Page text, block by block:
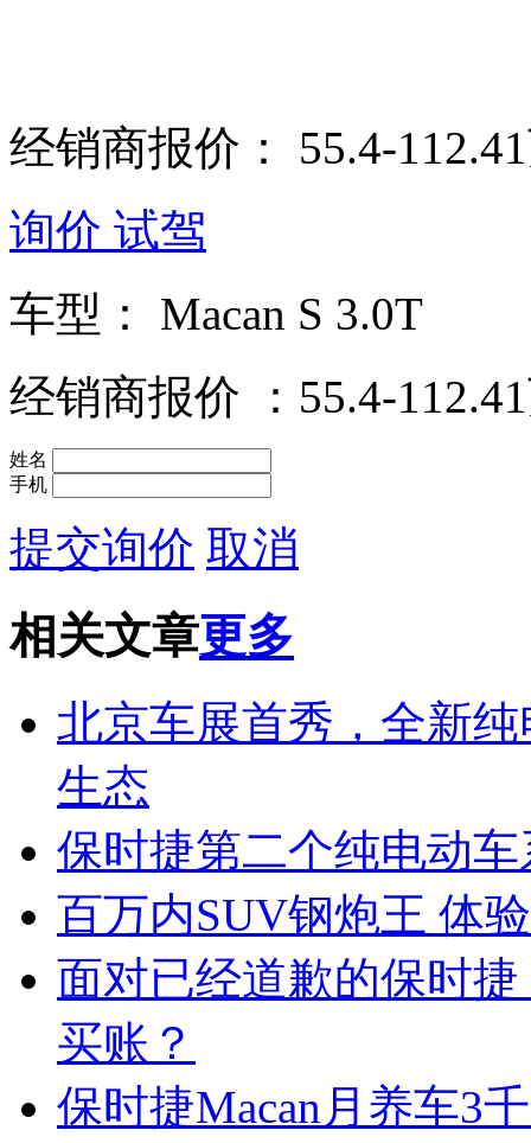
经销商报价：
55.4-
询价 试驾
车型： Macan S 3.0T
经销商报价
：55.4-
姓名
手机
提交询价 取消
相关文章更多
北京车展首秀，全新
生态
保时捷第二个纯电动
百万内SUV钢炮王 体
面对已经道歉的保时
买账？
保时捷Macan月养车3